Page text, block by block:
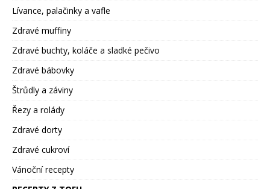
Lívance, palačinky a vafle
Zdravé muffiny
Zdravé buchty, koláče a sladké pečivo
Zdravé bábovky
Štrůdly a záviny
Řezy a rolády
Zdravé dorty
Zdravé cukroví
Vánoční recepty